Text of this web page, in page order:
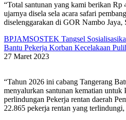
“Total santunan yang kami berikan Rp
ujarnya disela sela acara safari
diselenggarakan di GOR Nambo Jaya,
BPJAMSOSTEK Tangsel
Bantu Pekerja Korban Kecelakaan
27 Maret 2023
“Tahun 2026 ini cabang Tangerang
menyalurkan santunan kematian untuk
perlindungan Pekerja rentan daerah
22.865 pekerja rentan yang